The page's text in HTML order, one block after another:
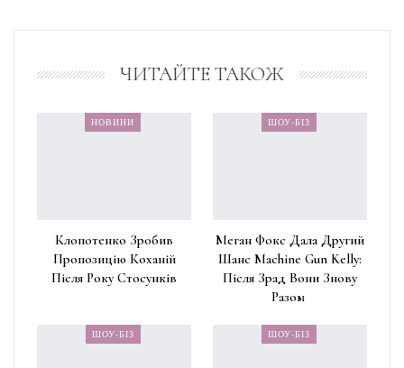
ЧИТАЙТЕ ТАКОЖ
НОВИНИ
Клопотенко Зробив
Пропозицію Коханій
Після Року Стосунків
ШОУ-БІЗ
Меган Фокс Дала Другий
Шанс Machine Gun Kelly:
Після Зрад Вони Знову
Разом
ШОУ-БІЗ ШОУ-БІЗ